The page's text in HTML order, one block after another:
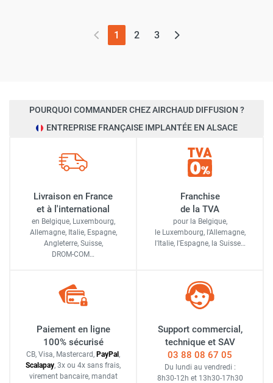
1 (page actuelle)
2 3
POURQUOI COMMANDER CHEZ AIRCHAUD DIFFUSION ?
ENTREPRISE FRANÇAISE IMPLANTÉE EN ALSACE
Livraison en France
et à l'international
en Belgique, Luxembourg,
Allemagne, Italie, Espagne,
Angleterre, Suisse,
DROM-COM…
Franchise
de la TVA
pour la Belgique,
le Luxembourg, l'Allemagne,
l'Italie, l'Espagne, la Suisse…
Paiement en ligne
100% sécurisé
CB, Visa, Mastercard, PayPal ,
Scalapay, 3x ou 4x sans frais,
virement bancaire, mandat
Support commercial,
technique et SAV
03 88 08 67 05
Du lundi au vendredi :
8h30-12h et 13h30-17h30